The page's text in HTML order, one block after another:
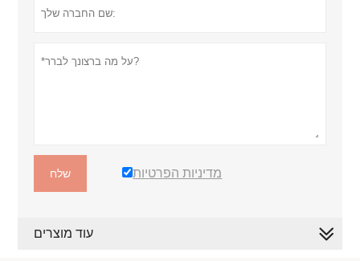
שלח מדיניות הפרטיות
עוד מוצרים